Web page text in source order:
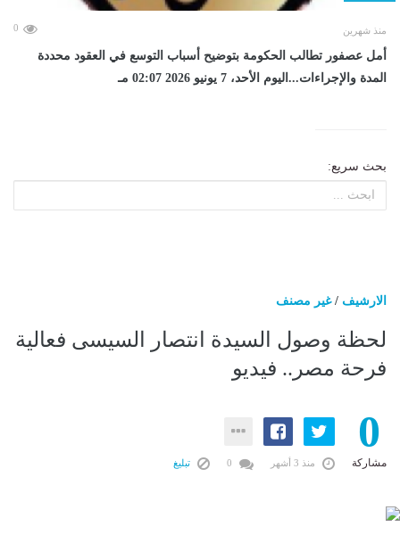
منذ شهرين 0
أمل عصفور تطالب الحكومة بتوضيح أسباب التوسع في العقود محددة
المدة والإجراءات...اليوم الأحد، 7 يونيو 2026 02:07 مـ
بحث سريع:
الارشيف /غير مصنف
لحظة وصول السيدة انتصار السيسى فعالية
فرحة مصر.. فيديو
0
مشاركة منذ 3 أشهر تبليغ